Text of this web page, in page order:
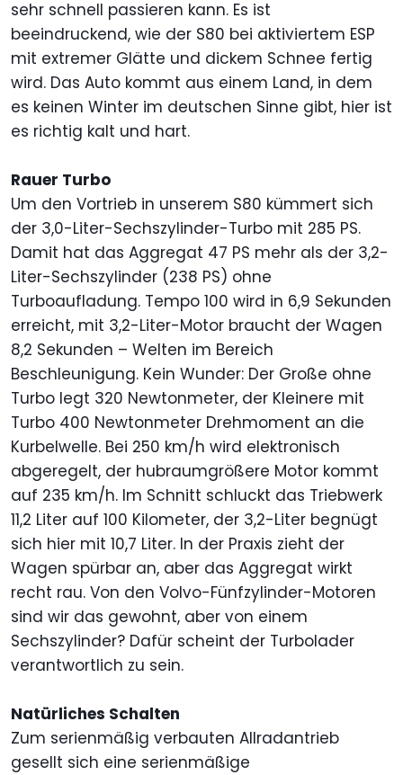
sehr schnell passieren kann. Es ist
beeindruckend, wie der S80 bei aktiviertem ESP
mit extremer Glätte und dickem Schnee fertig
wird. Das Auto kommt aus einem Land, in dem
es keinen Winter im deutschen Sinne gibt, hier ist
es richtig kalt und hart.
Rauer Turbo
Um den Vortrieb in unserem S80 kümmert sich
der 3,0-Liter-Sechszylinder-Turbo mit 285 PS.
Damit hat das Aggregat 47 PS mehr als der 3,2-
Liter-Sechszylinder (238 PS) ohne
Turboaufladung. Tempo 100 wird in 6,9 Sekunden
erreicht, mit 3,2-Liter-Motor braucht der Wagen
8,2 Sekunden – Welten im Bereich
Beschleunigung. Kein Wunder: Der Große ohne
Turbo legt 320 Newtonmeter, der Kleinere mit
Turbo 400 Newtonmeter Drehmoment an die
Kurbelwelle. Bei 250 km/h wird elektronisch
abgeregelt, der hubraumgrößere Motor kommt
auf 235 km/h. Im Schnitt schluckt das Triebwerk
11,2 Liter auf 100 Kilometer, der 3,2-Liter begnügt
sich hier mit 10,7 Liter. In der Praxis zieht der
Wagen spürbar an, aber das Aggregat wirkt
recht rau. Von den Volvo-Fünfzylinder-Motoren
sind wir das gewohnt, aber von einem
Sechszylinder? Dafür scheint der Turbolader
verantwortlich zu sein.
Natürliches Schalten
Zum serienmäßig verbauten Allradantrieb
gesellt sich eine serienmäßige